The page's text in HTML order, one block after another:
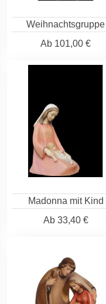
Weihnachtsgruppe
Ab 101,00 €
Madonna mit Kind
Ab33,40 €